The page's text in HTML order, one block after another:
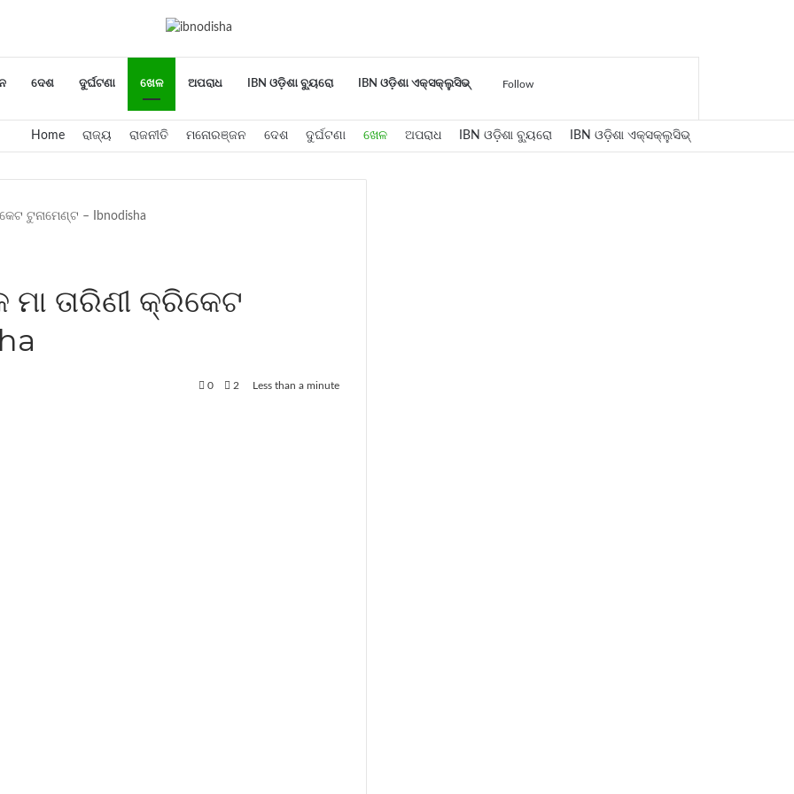
ଦେଶ ଦୁର୍ଘଟଣା ଖେଳ ଅପରାଧ IBN ଓଡ଼ିଶା ବ୍ୟୁରୋ IBN ଓଡ଼ିଶା ଏକ୍ସକ୍ଲୁସିଭ୍
for
Follow
Home ରାଜ୍ୟ ରାଜନୀତି ମନୋରଞ୍ଜନ ଦେଶ ଦୁର୍ଘଟଣା ଖେଳ ଅପରାଧ IBN ଓଡ଼ିଶା ବ୍ୟୁରୋ IBN ଓଡ଼ିଶା ଏକ୍ସକ୍ଲୁସିଭ୍
ଟୁନାମେଣ୍ଟ – Ibnodisha
ତାରିଣୀ କ୍ରିକେଟ
0 2 Less than a minute